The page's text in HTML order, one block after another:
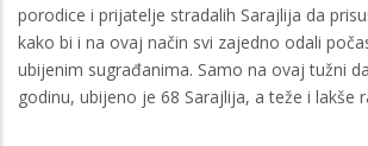
porodice i prijatelje stradalih Sarajlija da
kako bi i na ovaj način svi zajedno odali
ubijenim sugrađanima. Samo na ovaj tužni
godinu, ubijeno je 68 Sarajlija, a teže i lakše